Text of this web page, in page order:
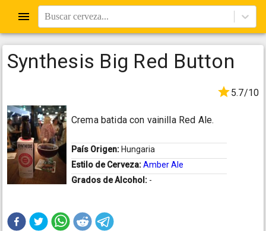
Buscar cerveza...
Synthesis Big Red Button
5.7/10
Crema batida con vainilla Red Ale.
País Origen: Hungaria
Estilo de Cerveza:Amber Ale
Grados de Alcohol: -